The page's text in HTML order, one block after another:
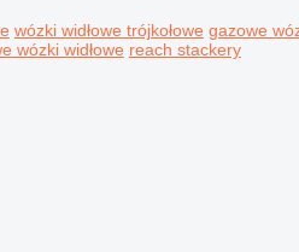
wózki widłowe trójkołowe gazowe
wózki widłowe reach stackery